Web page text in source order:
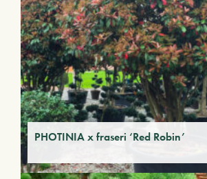
PHOTINIA x fraseri ‘Red Robin’